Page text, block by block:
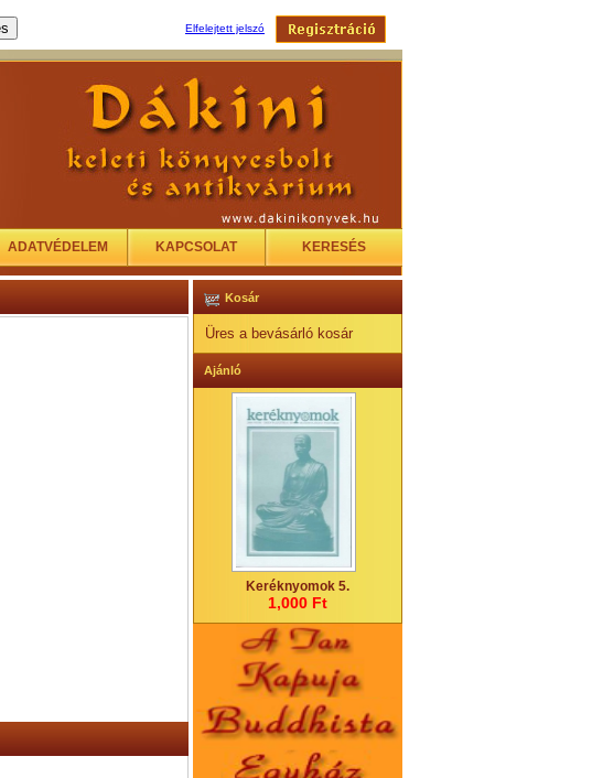
Elfelejtett jelszó
ADATVÉDELEM KAPCSOLAT KERESÉS
Kosár
Üres a bevásárló kosár
Ajánló
Keréknyomok 5.
1,000 Ft